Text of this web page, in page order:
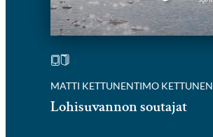
MATTI KETTUNENTIMO KETTUNEN
Lohisuvannon soutajat